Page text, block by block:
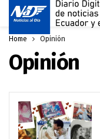
Home Opinión
Opinión